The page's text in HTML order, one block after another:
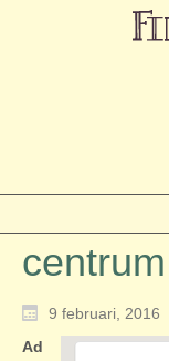
centrum
9 februari, 2016
Ad